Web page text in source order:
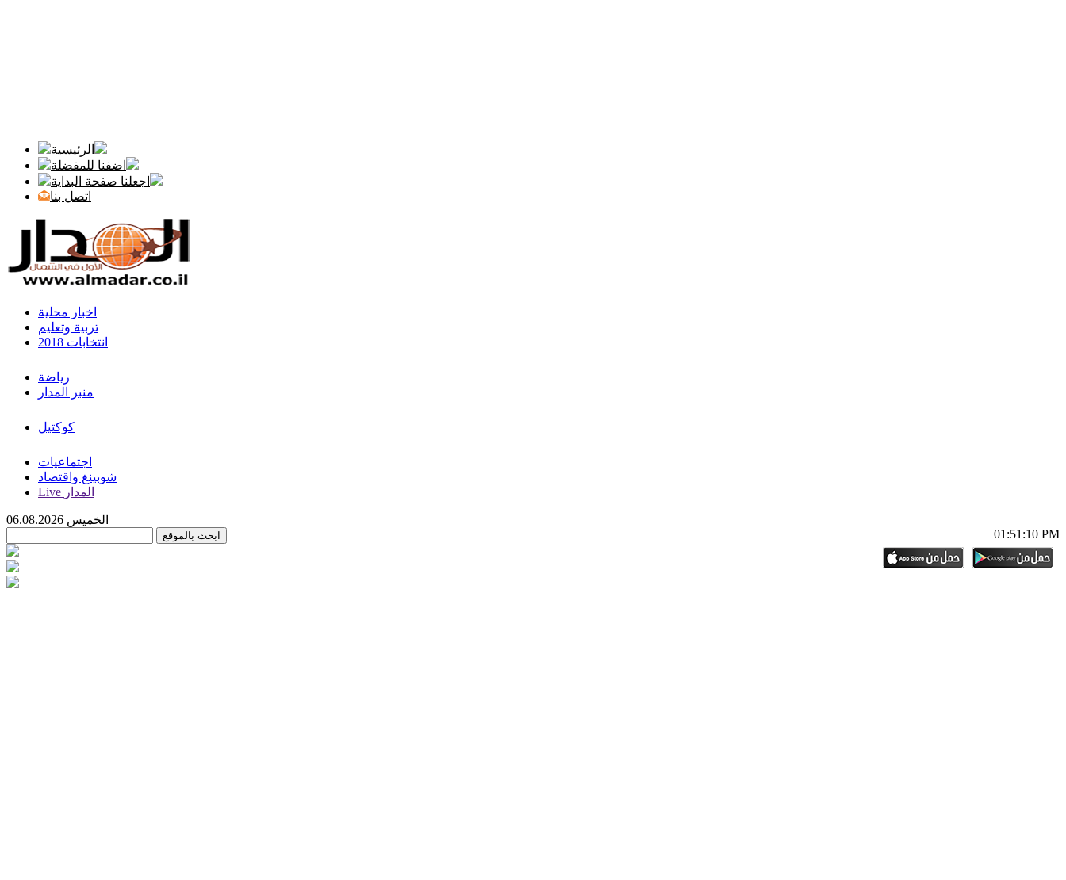
الرئيسية
اضفنا للمفضلة
اجعلنا صفحة البداية
اتصل بنا
اخبار محلية
تربية وتعليم
انتخابات 2018
رياضة
منبر المدار
كوكتيل
اجتماعيات
شوبينغ واقتصاد
Live المدار
01:51:11 PM